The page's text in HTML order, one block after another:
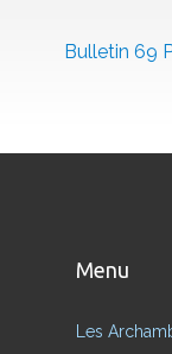
Bulletin 69
Menu
Les